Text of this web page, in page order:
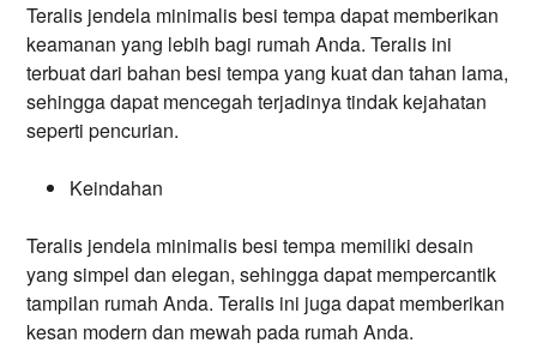
Teralis jendela minimalis besi tempa dapat memberikan
keamanan yang lebih bagi rumah Anda. Teralis ini
terbuat dari bahan besi tempa yang kuat dan tahan lama,
sehingga dapat mencegah terjadinya tindak kejahatan
seperti pencurian.
Keindahan
Teralis jendela minimalis besi tempa memiliki desain
yang simpel dan elegan, sehingga dapat mempercantik
tampilan rumah Anda. Teralis ini juga dapat memberikan
kesan modern dan mewah pada rumah Anda.